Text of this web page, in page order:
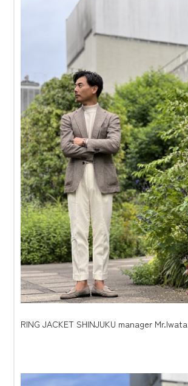
RING JACKET SHINJUKU manager Mr.Iwata